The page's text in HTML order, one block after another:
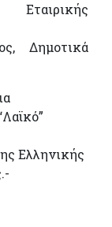
Δημοτικά
Ελληνικής